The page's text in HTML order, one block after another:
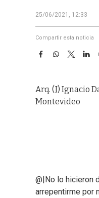
25/06/2021, 12:33
Compartir esta noticia
F
b
o
W
s
A
T
w
t
e
L
e
Arq. (J) Ignacio
Montevideo
@|No lo hicieron
arrepentirme por